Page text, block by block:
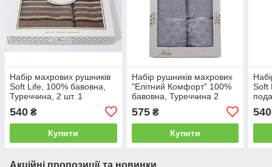
Набір махрових рушників
Soft Life, 100% бавовна,
Туреччина, 2 шт. 1
540 ₴
Купити
Набір рушників махрових
"Елітний Комфорт" 100%
бавовна, Туреччина 2
575₴
Купити
Soft
540
Акційні пропозиції та новинки